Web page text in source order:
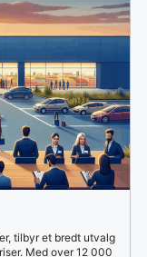
tilbyr et bredt utvalg
Med over 12 000